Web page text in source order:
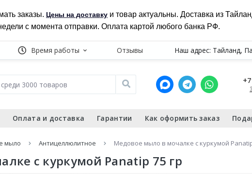
заказы. Цены на доставку и товар актуальны. Доставка из
с момента отправки. Оплата картой любого банка РФ.
Время работы Отзывы Наш адрес: Тайланд,
Оплата и доставка Гарантии Как оформить заказ
мыло Антицеллюлитное Медовое мыло в мочалке с куркумой
с куркумой Panatip 75 гр